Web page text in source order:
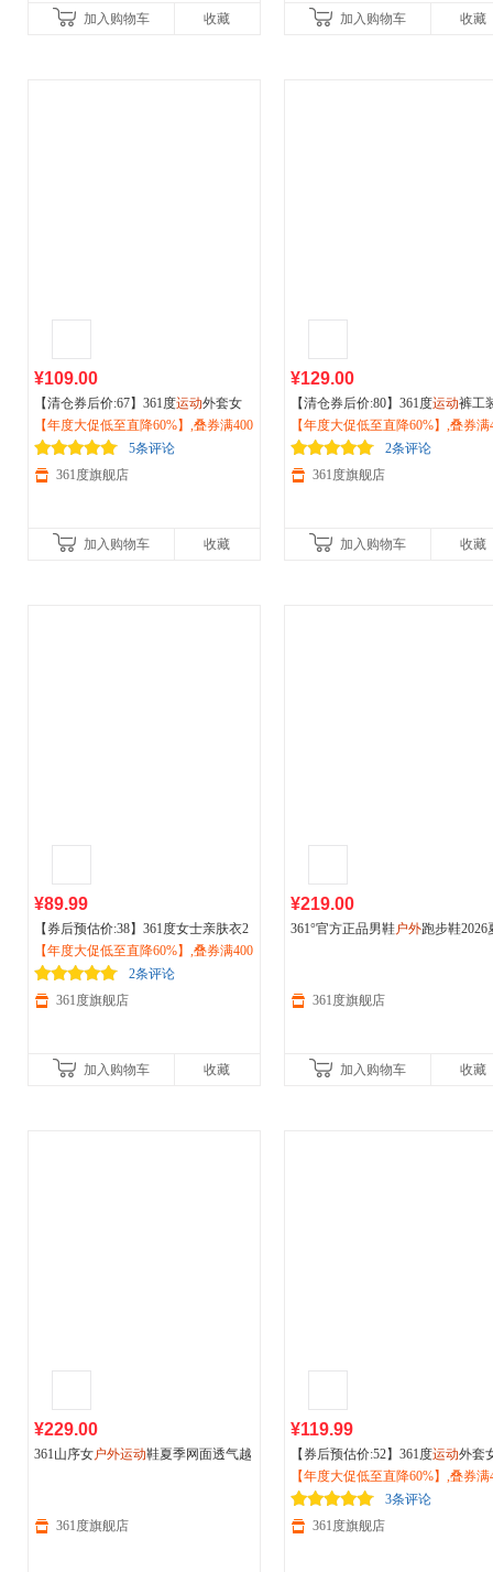
加入购物车 收藏 加入购物车 收藏
¥109.00
【清仓券后价:67】361度运动外套女
士2026夏季针织透气外套户外防晒服6
62514614
【年度大促低至直降60%】,叠券满400
减150/600减230,立即抢购！
5条评论
361度旗舰店
加入购物车 收藏
¥129.00
【清仓券后价:80】361度运动裤工
裤男2026秋季宽松长裤防水休闲户
爬山徒步裤子652533701
【年度大促低至直降60%】,叠券满
减150/600减230,立即抢购！
2条评论
361度旗舰店
加入购物车 收藏
¥89.99
【券后预估价:38】361度女士亲肤衣2
026防晒服夏季透气户外跑步运动休闲
上衣662514609V
【年度大促低至直降60%】,叠券满400
减150/600减230,立即抢购！
2条评论
361度旗舰店
加入购物车 收藏
¥219.00
361°官方正品男鞋户外跑步鞋2026
361度旗舰店
加入购物车 收藏
¥229.00
361山序女户外运动鞋夏季网面透气越
361度旗舰店
¥119.99
【券后预估价:52】361度运动外套
026夏季紧身防紫外线防晒 户外海
营服662518602
【年度大促低至直降60%】,叠券满
减150/600减230,立即抢购！
3条评论
361度旗舰店